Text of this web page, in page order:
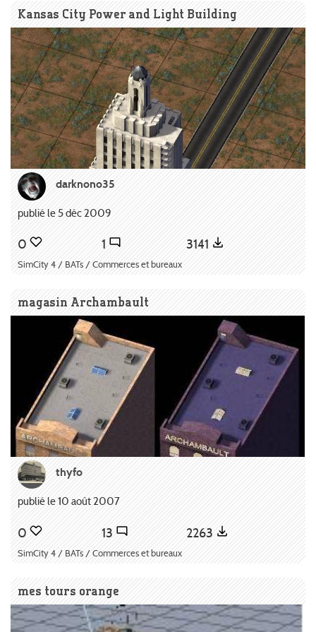
Kansas City Power and Light Building
darknono35
publié le 5 déc 2009
0 1 3141
SimCity 4 / BATs / Commerces et bureaux
magasin Archambault
thyfo
publié le 10 août 2007
0 13 2263
SimCity 4 / BATs / Commerces et bureaux
mes tours orange